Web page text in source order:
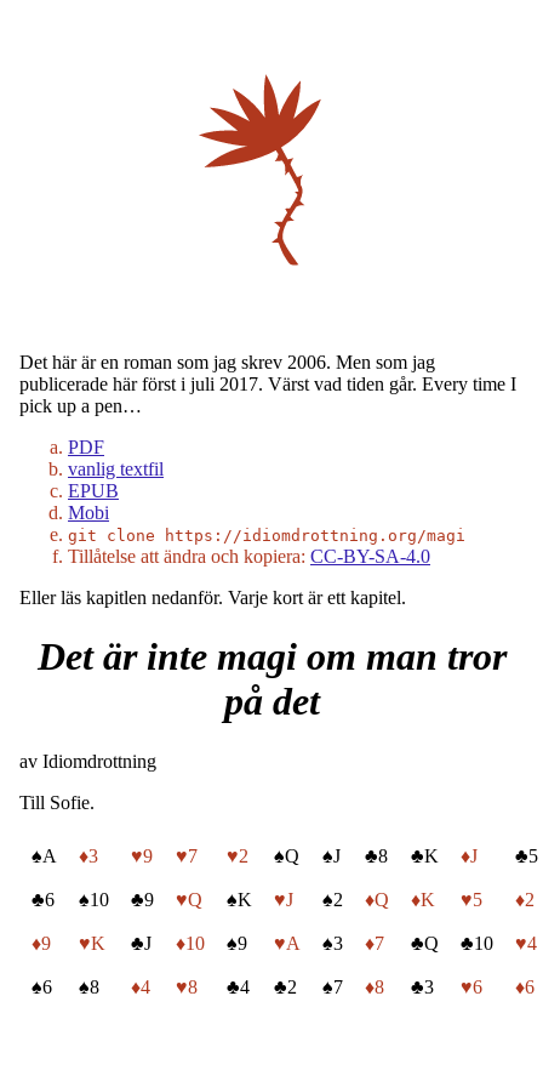
Det här är en roman som jag skrev 2006. Men som jag
publicerade här först i juli 2017. Värst vad tiden går. Every time I
pick up a pen…
PDF
vanlig textfil
EPUB
Mobi
git clone https://idiomdrottning.org/magi
Tillåtelse att ändra och kopiera: CC-BY-SA-4.0
Eller läs kapitlen nedanför. Varje kort är ett kapitel.
Det är inte magi om man tror
på det
av Idiomdrottning
Till Sofie.
♠A ♦3 ♥9 ♥7 ♥2 ♠Q ♠J ♣8 ♣K ♦J ♣5
♣6 ♠10 ♣9 ♥Q ♠K ♥J ♠2 ♦Q ♦K ♥5 ♦2
♦9 ♥K ♣J ♦10 ♠9 ♥A ♠3 ♦7 ♣Q ♣10 ♥4
♠6 ♠8 ♦4 ♥8 ♣4 ♣2 ♠7 ♦8 ♣3 ♥6 ♦6